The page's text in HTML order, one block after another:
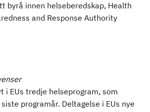
byrå innen helseberedskap, Health
and Response Authority
i EUs tredje helseprogram, som
programår. Deltagelse i EUs nye